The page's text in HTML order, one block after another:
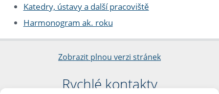
Katedry, ústavy a další pracoviště
Harmonogram ak. roku
Zobrazit plnou verzi stránek
Rychlé kontakty